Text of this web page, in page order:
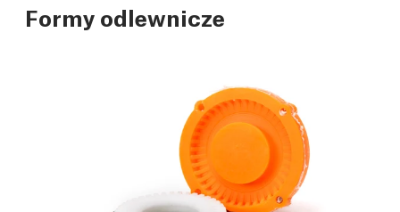
Formy odlewnicze